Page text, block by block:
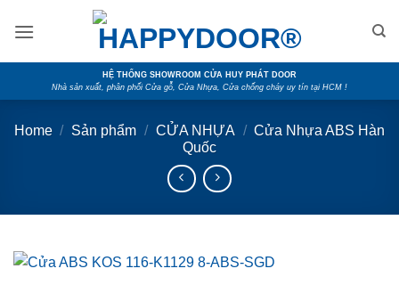
HỆ THỐNG SHOWROOM CỬA HUY PHÁT DOOR
Nhà sản xuất, phân phối Cửa gỗ, Cửa Nhựa, Cửa chống cháy uy tín tại HCM !
Home / Sản phẩm / CỬA NHỰA / Cửa Nhựa ABS Hàn
Quốc